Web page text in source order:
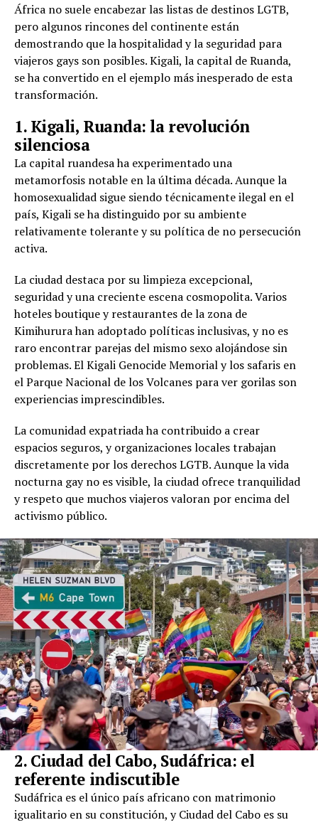
África no suele encabezar las listas de destinos LGTB,
pero algunos rincones del continente están
demostrando que la hospitalidad y la seguridad para
viajeros gays son posibles. Kigali, la capital de Ruanda,
se ha convertido en el ejemplo más inesperado de esta
transformación.
1. Kigali, Ruanda: la revolución
silenciosa
La capital ruandesa ha experimentado una
metamorfosis notable en la última década. Aunque la
homosexualidad sigue siendo técnicamente ilegal en el
país, Kigali se ha distinguido por su ambiente
relativamente tolerante y su política de no persecución
activa.
La ciudad destaca por su limpieza excepcional,
seguridad y una creciente escena cosmopolita. Varios
hoteles boutique y restaurantes de la zona de
Kimihurura han adoptado políticas inclusivas, y no es
raro encontrar parejas del mismo sexo alojándose sin
problemas. El Kigali Genocide Memorial y los safaris en
el Parque Nacional de los Volcanes para ver gorilas son
experiencias imprescindibles.
La comunidad expatriada ha contribuido a crear
espacios seguros, y organizaciones locales trabajan
discretamente por los derechos LGTB. Aunque la vida
nocturna gay no es visible, la ciudad ofrece tranquilidad
y respeto que muchos viajeros valoran por encima del
activismo público.
2. Ciudad del Cabo, Sudáfrica: el
referente indiscutible
Sudáfrica es el único país africano con matrimonio
igualitario en su constitución, y Ciudad del Cabo es su